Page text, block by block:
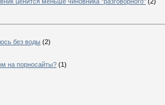
без воды (2)
на порносайты? (1)